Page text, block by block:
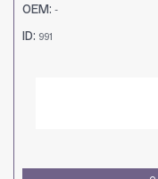
OEM: -
ID: 991